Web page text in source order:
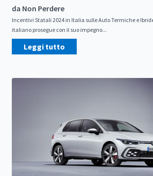
da Non Perdere
Incentivi Statali 2024 in Italia sulle Auto Termiche e
italiano prosegue con il suo impegno...
Leggi tutto